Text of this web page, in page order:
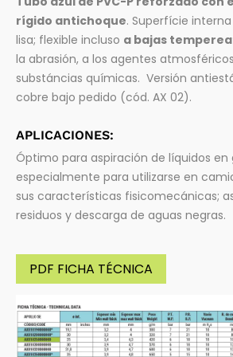
rígido antichoque. Superfície
lisa; flexible incluso a bajas
la abrasión, a los agentes
substáncias químicas. Versión
cobre bajo pedido (cód. AX 02).
APLICACIONES:
Óptimo para aspiración de líquidos en
especialmente para utilizarse en
sus características fisicomecánicas;
residuos y descarga de aguas negras.
PDF FICHA TÉCNICA